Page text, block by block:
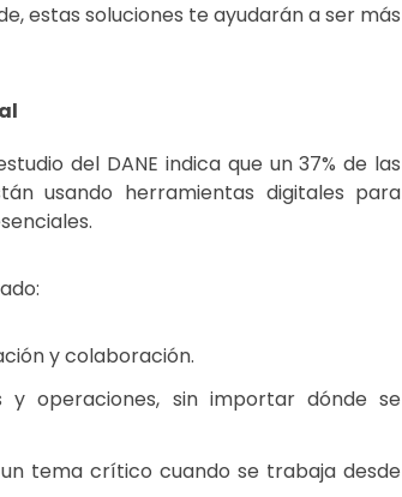
estas soluciones te ayudarán a ser más
del DANE indica que un 37% de las
usando herramientas digitales para
y colaboración.
operaciones, sin importar dónde se
tema crítico cuando se trabaja desde